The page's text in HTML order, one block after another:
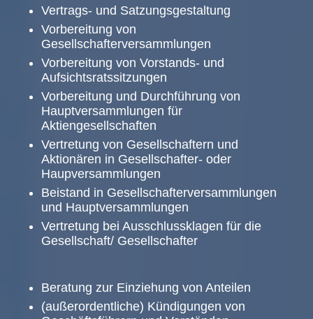
Vertrags- und Satzungsgestaltung
Vorbereitung von
Gesellschafterversammlungen
Vorbereitung von Vorstands- und
Aufsichtsratssitzungen
Vorbereitung und Durchführung von
Hauptversammlungen für
Aktiengesellschaften
Vertretung von Gesellschaftern und
Aktionären in Gesellschafter- oder
Haupversammlungen
Beistand in Gesellschafterversammlungen
und Hauptversammlungen
Vertretung bei Ausschlussklagen für die
Gesellschaft/ Gesellschafter
Beratung zur Einziehung von Anteilen
(außerordentliche) Kündigungen von